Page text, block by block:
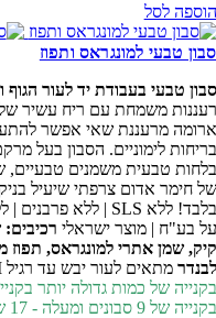
הוספה לסל
סבון טבעי למונגראס ותפוז
סבון טבעי בעבודת יד לעור הגוף
רעננות משמחת עם ריח עשיר של
ארומה מרעננת שאי אפשר
בריחות לימוניים. הסבון בעל
בלחות טבעית משמנים טבעיים,
של חימר אדום צרפתי שיעיל
על בע"ח | מוצר ישראלי
קיק, שמן אתרי למונגראס, תפוז
לבנדר מתאים לעור יבש עד רגיל I כמות: 100gr.
בקנייה של כמות גדולה יותר בקנייה של 5
בקנייה של 9 סבונים ומעלה - 17 ש"ח ליחידה